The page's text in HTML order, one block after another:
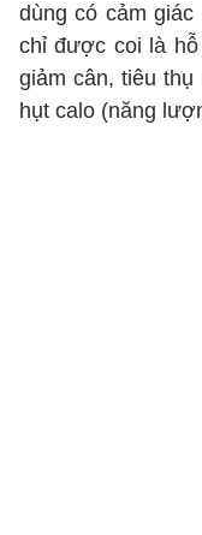
dùng có cảm
chỉ được coi là
giảm cân, tiêu
hụt calo (năng